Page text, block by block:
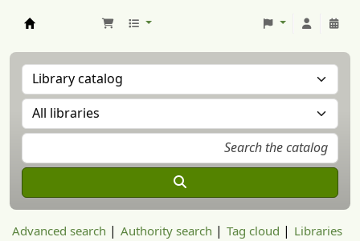
Advanced search Authority search Tag cloud Libraries